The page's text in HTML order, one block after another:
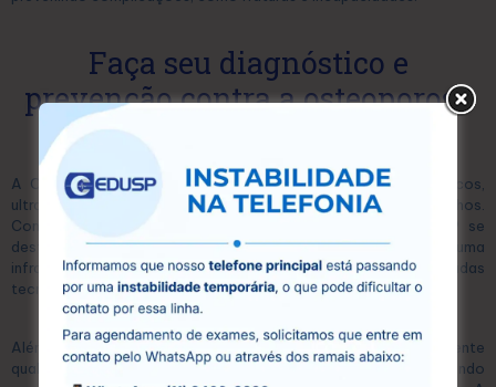
Faça seu diagnóstico e
prevenção contra a osteoporose
A CEDUSP é um centro especializado em exames diagnósticos,
ultrassonografias e exames laboratoriais, localizado em Guarulhos.
Com mais de 15 anos de atuação no mercado, a CEDUSP se
destaca pela excelência em seus serviços, oferecendo uma
infraestrutura moderna e equipada com as mais avançadas
tecnologias.
Além disso, conta com uma equipe de profissionais altamente
qualificados, que atuam com compromisso e dedicação, garantindo